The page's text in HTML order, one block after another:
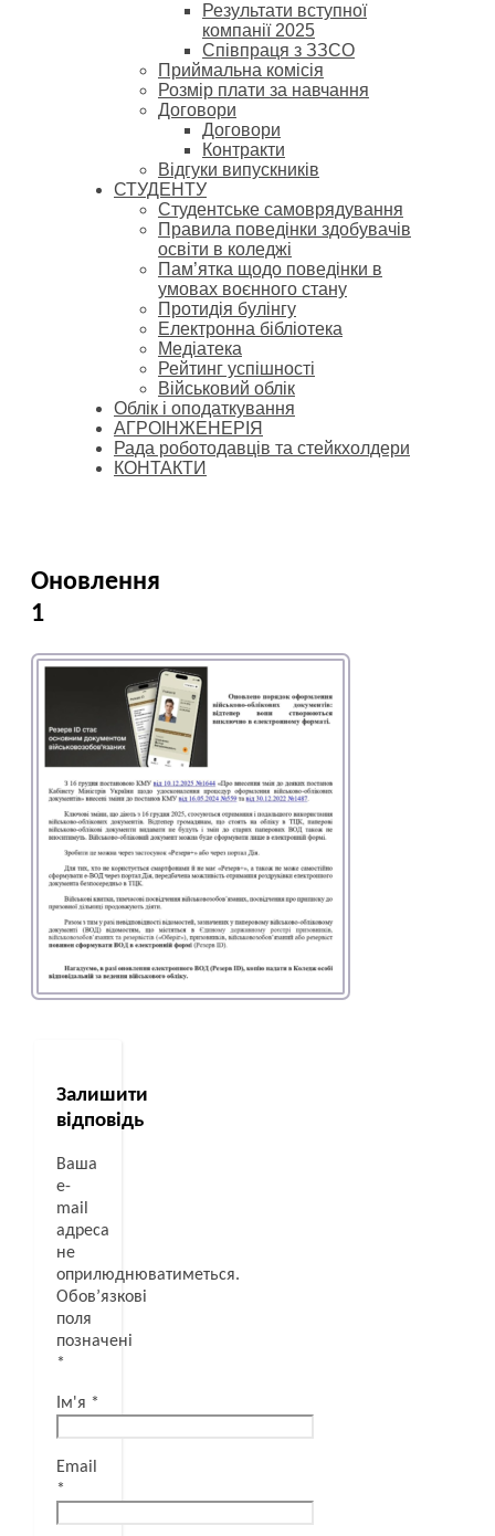
Результати вступної
компанії 2025
Співпраця з ЗЗСО
Приймальна комісія
Розмір плати за навчання
Договори
Договори
Контракти
Відгуки випускників
СТУДЕНТУ
Cтудентське самоврядування
Правила поведінки здобувачів
освіти в коледжі
Пам’ятка щодо поведінки в
умовах воєнного стану
Протидія булінгу
Електронна бібліотека
Медіатека
Рейтинг успішності
Військовий облік
Облік і оподаткування
АГРОІНЖЕНЕРІЯ
Рада роботодавців та стейкхолдери
КОНТАКТИ
Оновлення
1
Залишити
відповідь
Ваша
e-
mail
адреса
не
оприлюднюватиметься.
Обов’язкові
поля
позначені
*
Ім'я *
Email
*